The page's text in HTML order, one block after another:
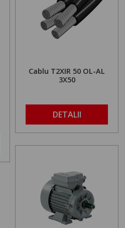
Cablu T2XIR 50 OL-AL
3X50
DETALII